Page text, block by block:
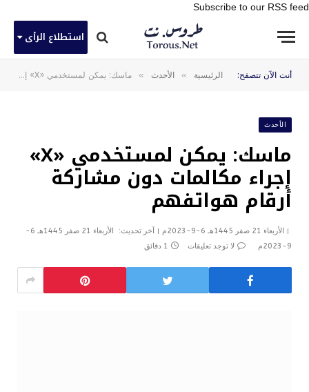
Subscribe to our RSS feed
استطلاع الرأى
أنت الآن تتصفح: الرئيسية » الأحدث » ماسك: يمكن لمستخدمي «X» إجراء مكالمات دون مشاركة أرقام هواتفهم
الأحدث
ماسك: يمكن لمستخدمي «X»
إجراء مكالمات دون مشاركة
أرقام هواتفهم
الأربعاء 21 صفر 1445هـ 6-9-2023م آخر تحديث:
الأربعاء 21 صفر 1445هـ 6-
9-2023م
لا توجد تعليقات 1 دقائق